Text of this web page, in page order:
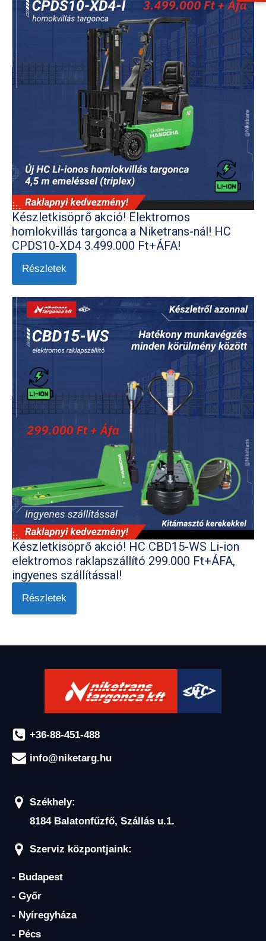
Készletkisöprő akció! Elektromos
homlokvillás targonca a Niketrans-nál! HC
CPDS10-XD4 3.499.000 Ft+ÁFA!
Részletek
Készletkisöprő akció! HC CBD15-WS Li-ion
elektromos raklapszállító 299.000 Ft+ÁFA,
ingyenes szállítással!
Részletek
+36-88-451-488
info@niketarg.hu
Székhely:
8184 Balatonfűzfő, Szállás u.1.
Szerviz központjaink:
- Budapest
- Győr
- Nyíregyháza
- Pécs